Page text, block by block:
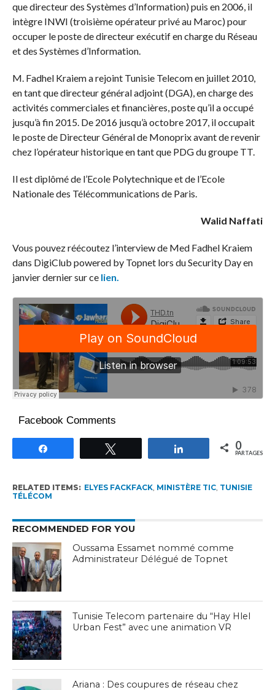
que directeur des Systèmes d’Information) puis en 2006, il
intègre INWI (troisième opérateur privé au Maroc) pour
occuper le poste de directeur exécutif en charge du Réseau
et des Systèmes d’Information.
M. Fadhel Kraiem a rejoint Tunisie Telecom en juillet 2010,
en tant que directeur général adjoint (DGA), en charge des
activités commerciales et financières, poste qu’il a occupé
jusqu’à fin 2015. De 2016 jusqu’à octobre 2017, il occupait
le poste de Directeur Général de Monoprix avant de revenir
chez l’opérateur historique en tant que PDG du groupe TT.
Il est diplômé de l’Ecole Polytechnique et de l’Ecole
Nationale des Télécommunications de Paris.
Walid Naffati
Vous pouvez réécoutez l’interview de Med Fadhel Kraiem
dans DigiClub powered by Topnet lors du Security Day en
janvier dernier sur ce lien.
Facebook Comments
Partagez 0
PARTAGES
RELATED ITEMS: ELYES FACKFACK, MINISTÈRE TIC, TUNISIE
TÉLÉCOM
RECOMMENDED FOR YOU
Oussama Essamet nommé comme
Administrateur Délégué de Topnet
Tunisie Telecom partenaire du “Hay Hlel
Urban Fest” avec une animation VR
Ariana : Des coupures de réseau chez